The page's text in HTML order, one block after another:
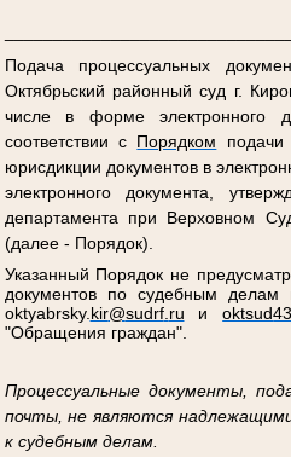
Подача процессуальных
Октябрьский районный суд г.
числе в форме электронного
соответствии с Порядком
юрисдикции документов в
электронного документа,
департамента при Верховном
(далее - Порядок).
Указанный Порядок не
документов по судебным делам
oktyabrsky. kir@sudrf. ru иoktsud
"Обращения граждан".
Процессуальные документы,
почты, не являются
к судебным делам.